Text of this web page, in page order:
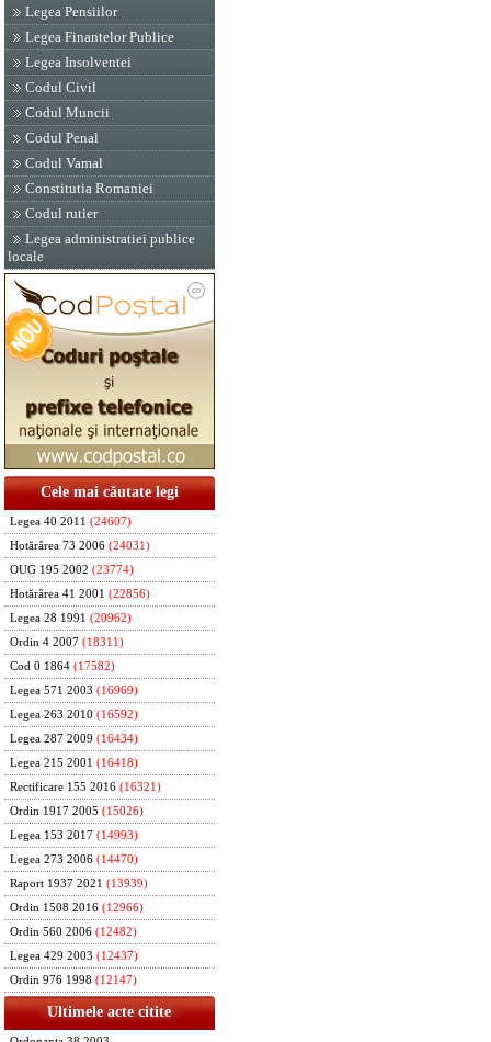
Legea Pensiilor
Legea Finantelor Publice
Legea Insolventei
Codul Civil
Codul Muncii
Codul Penal
Codul Vamal
Constitutia Romaniei
Codul rutier
Legea administratiei publice
locale
Cele mai căutate legi
Legea 40 2011 (24607)
Hotărârea 73 2006 (24031)
OUG 195 2002 (23774)
Hotărârea 41 2001 (22856)
Legea 28 1991 (20962)
Ordin 4 2007 (18311)
Cod 0 1864 (17582)
Legea 571 2003 (16969)
Legea 263 2010 (16592)
Legea 287 2009 (16434)
Legea 215 2001 (16418)
Rectificare 155 2016 (16321)
Ordin 1917 2005 (15026)
Legea 153 2017 (14993)
Legea 273 2006 (14470)
Raport 1937 2021 (13939)
Ordin 1508 2016 (12966)
Ordin 560 2006 (12482)
Legea 429 2003 (12437)
Ordin 976 1998 (12147)
Ultimele acte citite